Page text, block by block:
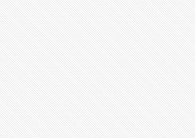
บันเทิง
นักแสดง, นักร้อง, โมเดล
อินฟลูเอนเซอร์
ไลฟ์สไตล์
ความงาม